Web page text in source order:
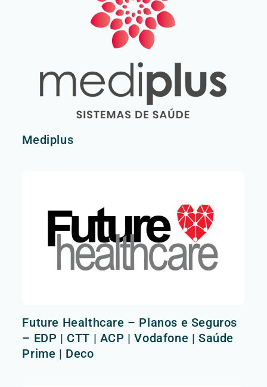
Mediplus
Future Healthcare – Planos e Seguros
– EDP | CTT | ACP | Vodafone | Saúde
Prime | Deco